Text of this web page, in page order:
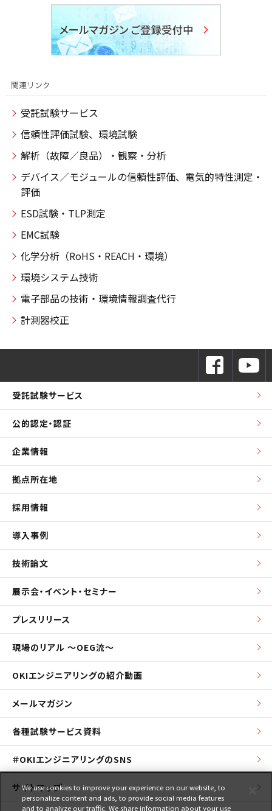
受託試験サービス
信頼性評価試験、環境試験
解析（故障／良品）・観察・分析
デバイス／モジュールの信頼性評価、電気的特性測定・
評価
ESD試験・TLP測定
EMC試験
化学分析（RoHS・REACH・環境）
環境システム技術
電子部品の技術・環境情報調査代行
計測器校正
受託試験サービス
公的認定・認証
企業情報
拠点所在地
採用情報
導入事例
技術論文
展示会・イベント・セミナー
プレスリリース
現場のリアル ～OEG流～
OKIエンジニアリングの紹介動画
メールマガジン
各種試験サービス資料
＃OKIエンジニアリングのSNS
サイトマップ
We use cookies to improve your experience on our website, to
personalize content and ads, to provide social media features
and to analyze our traffic. We share information about your use